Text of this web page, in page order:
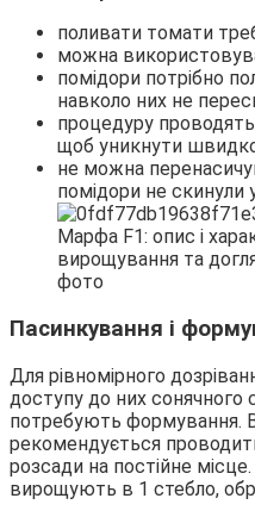
поливати томати
можна
помідори потрібно
навколо них не
процедуру проводять
щоб уникнути
не можна
помідори не скинули
Пасинкування і
Для рівномірного
доступу до них сонячного
потребують формування.
рекомендується
розсади на постійне
вирощують в 1 стебло,